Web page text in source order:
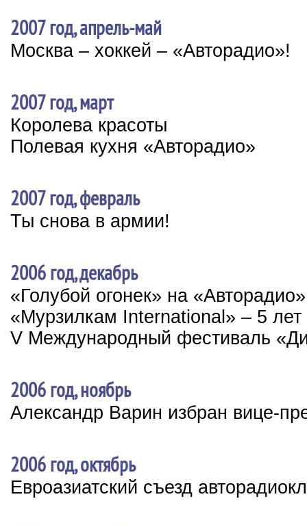
2007 год, апрель-май
Москва – хоккей – «Авторадио»!
2007 год, март
Королева красоты
Полевая кухня «Авторадио»
2007 год, февраль
Ты снова в армии!
2006 год, декабрь
«Голубой огонек» на «Авторадио»
«Мурзилкам International» – 5 лет
V Международный фестиваль
2006 год, ноябрь
Александр Варин избран вице-
2006 год, октябрь
Евроазиатский съезд